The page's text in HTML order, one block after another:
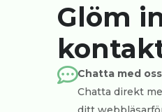
Glöm
Chatta med oss
Chatta direkt